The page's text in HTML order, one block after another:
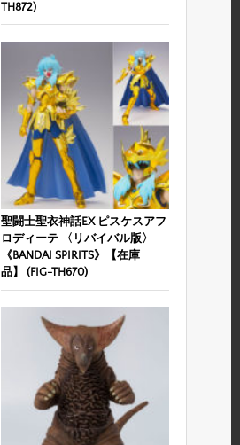
TH872)
聖闘士聖衣神話EX ピスケスアフ
ロディーテ 〈リバイバル版〉
《BANDAI SPIRITS》【在庫
品】 (FIG-TH670)